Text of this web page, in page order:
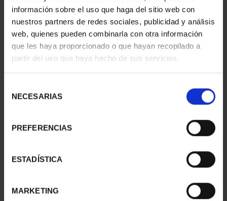
información sobre el uso que haga del sitio web con
nuestros partners de redes sociales, publicidad y análisis
web, quienes pueden combinarla con otra información
que les haya proporcionado o que hayan recopilado a
partir del uso que haya hecho de sus servicios.
NECESARIAS
PREFERENCIAS
ESTADÍSTICA
MARKETING
949,00 €
Sólo para usuarios
registrados
949,00 €
Sólo para usuarios
registrados
SUSCRIPCIÓN
949,00 €
SUSCRIPCIÓN
CAPITALES DE
PROVINCIA 4
949,00 €